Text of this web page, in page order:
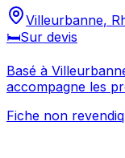
Villeurbanne,
🛏️Sur devis
Basé à
accompagne les
Découvrez ses
Fiche non